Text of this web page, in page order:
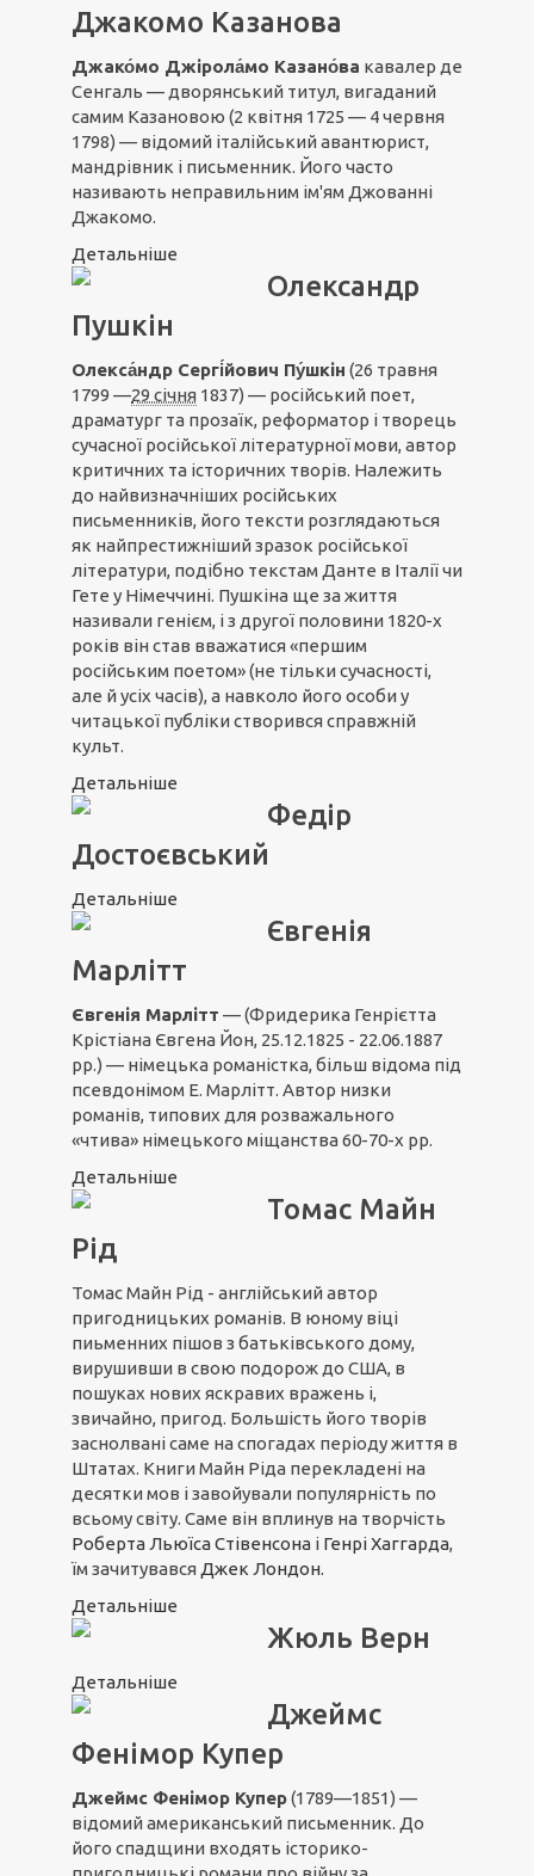
Джакомо Казанова
Джако́мо Джірола́мо Казано́ва кавалер де
Сенгаль — дворянський титул, вигаданий
самим Казановою (2 квітня 1725 — 4 червня
1798) — відомий італійський авантюрист,
мандрівник і письменник. Його часто
називають неправильним ім'ям Джованні
Джакомо.
Детальніше
Олександр
Пушкін
Олекса́ндр Сергі́йович Пу́шкін (26 травня
1799 —29 січня 1837) — російський поет,
драматург та прозаїк, реформатор і творець
сучасної російської літературної мови, автор
критичних та історичних творів. Належить
до найвизначніших російських
письменників, його тексти розглядаються
як найпрестижніший зразок російської
літератури, подібно текстам Данте в Італії чи
Гете у Німеччині. Пушкіна ще за життя
називали генієм, і з другої половини 1820-х
років він став вважатися «першим
російським поетом» (не тільки сучасності,
але й усіх часів), а навколо його особи у
читацької публіки створився справжній
культ.
Детальніше
Федір
Достоєвський
Детальніше
Євгенія
Марлітт
Євгенія Марлітт — (Фридерика Генрієтта
Крістіана Євгена Йон, 25.12.1825 - 22.06.1887
рр.) — німецька романістка, більш відома під
псевдонімом Е. Марлітт. Автор низки
романів, типових для розважального
«чтива» німецького міщанства 60-70-х рр.
Детальніше
Томас Майн
Рід
Томас Майн Рід - англійський автор
пригодницьких романів. В юному віці
пиьменних пішов з батьківського дому,
вирушивши в свою подорож до США, в
пошуках нових яскравих вражень і,
звичайно, пригод. Большість його творів
заснолвані саме на спогадах періоду життя в
Штатах. Книги Майн Ріда перекладені на
десятки мов і завойували популярність по
всьому світу. Саме він вплинув на творчість
Роберта Льюїса Стівенсона і Генрі Хаггарда,
їм зачитувався Джек Лондон.
Детальніше
Жюль Верн
Детальніше
Джеймс
Фенімор Купер
Джеймс Фенімор Купер(1789—1851) —
відомий американський письменник. До
його спадщини входять історико-